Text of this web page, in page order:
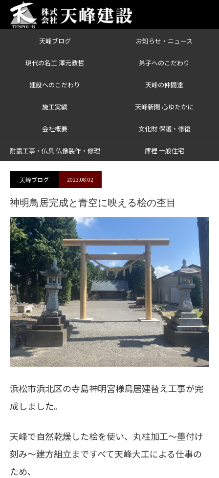
天峰ブログ お知らせ・ニュース
現代の名工 澤元教哲 弟子へのこだわり
建設へのこだわり 天峰の仲間達
施工実績 天峰新聞 心ゆたかに
会社概要 文化財 保護・修復
耐震工事・仏具 仏像製作・修理 庫裡 一般住宅
ブログ 神明鳥居完成と青空に映える桧の杢目
天峰ブログ 2023.08.02
神明鳥居完成と青空に映える桧の杢目
浜松市浜北区の寺島神明宮様鳥居建替え工事が完
成しました。
天峰で自然乾燥した桧を使い、丸柱加工～墨付け
刻み～建方組立まですべて天峰大工による仕事の
ため、